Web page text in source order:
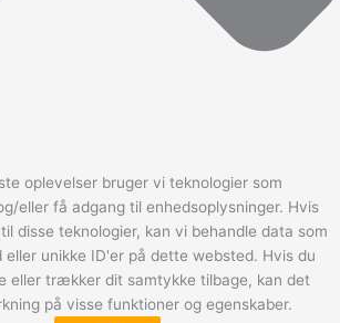
oplevelser bruger vi teknologier som
eller få adgang til enhedsoplysninger. Hvis
disse teknologier, kan vi behandle data som
unikke ID'er på dette websted. Hvis du
eller trækker dit samtykke tilbage, kan det
på visse funktioner og egenskaber.